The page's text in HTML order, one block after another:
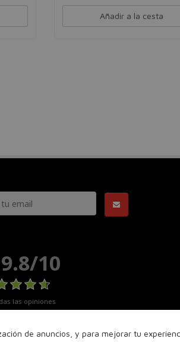
Añadir a la cesta
de anuncios, y para mejorar tu
9.8/10
las opiniones